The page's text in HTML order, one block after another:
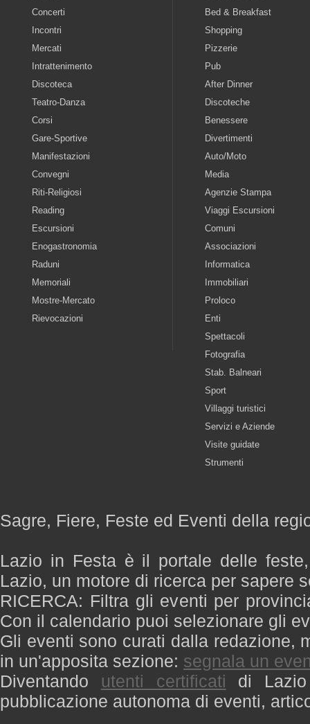
Concerti
Incontri
Mercati
Intrattenimento
Discoteca
Teatro-Danza
Corsi
Gare-Sportive
Manifestazioni
Convegni
Riti-Religiosi
Reading
Escursioni
Enogastronomia
Raduni
Memoriali
Mostre-Mercato
Rievocazioni
Bed & Breakfast
Shopping
Pizzerie
Pub
After Dinner
Discoteche
Benessere
Divertimenti
Auto/Moto
Media
Agenzie Stampa
Viaggi Escursioni
Comuni
Associazioni
Informatica
Immobiliari
Proloco
Enti
Spettacoli
Fotografia
Stab. Balneari
Sport
Villaggi turistici
Servizi e Aziende
Visite guidate
Strumenti
Sagre, Fiere, Feste ed Eventi della
Lazio in Festa è il portale delle
Lazio, un motore di ricerca per sapere
RICERCA: Filtra gli eventi per
Con il calendario puoi selezionare gli
Gli eventi sono curati dalla redazione,
in un'apposita sezione: segnala un
Diventando utenti certificati di
pubblicazione autonoma di eventi,